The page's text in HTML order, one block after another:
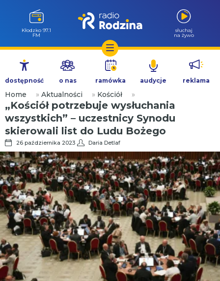
Przejdź
treści
Kłodzko 97.1
FM
słuchaj
na żywo
dostępność o nas ramówka audycje reklama
Home » Aktualności » Kościół »
„Kościół potrzebuje wysłuchania
wszystkich” – uczestnicy Synodu
skierowali list do Ludu Bożego
26 października 2023 Daria Detlaf